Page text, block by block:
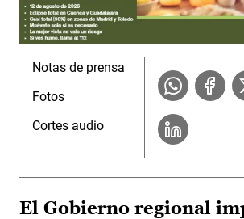
Notas de prensa
Fotos
Cortes audio
El Gobierno regional